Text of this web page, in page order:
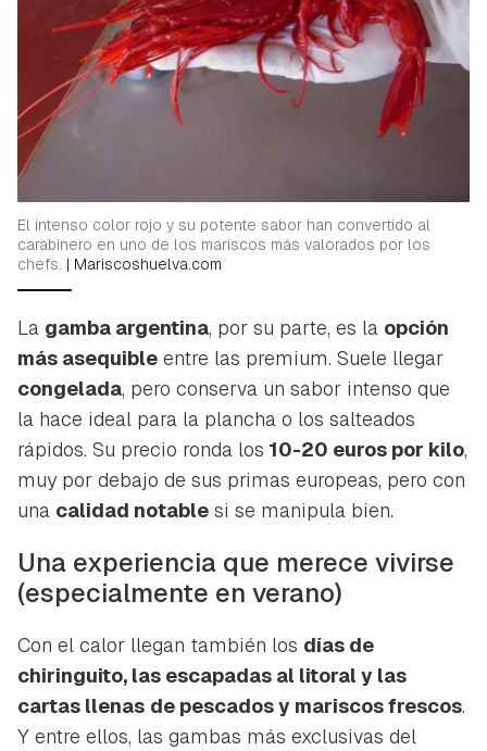
El intenso color rojo y su potente sabor han convertido al
carabinero en uno de los mariscos más valorados por los
chefs. | Mariscoshuelva.com
La gamba argentina, por su parte, es la opción
más asequible entre las premium. Suele llegar
congelada, pero conserva un sabor intenso que
la hace ideal para la plancha o los salteados
rápidos. Su precio ronda los 10-20 euros por kilo,
muy por debajo de sus primas europeas, pero con
una calidad notable si se manipula bien.
Una experiencia que merece vivirse
(especialmente en verano)
Con el calor llegan también los días de
chiringuito, las escapadas al litoral y las
cartas llenas de pescados y mariscos frescos.
Y entre ellos, las gambas más exclusivas del